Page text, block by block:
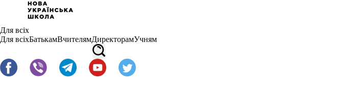
Для всіх
Для всіхБатькамВчителямДиректорамУчням